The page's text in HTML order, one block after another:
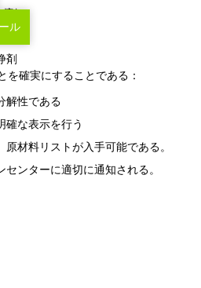
剤
剤
剤
を確実にすることである：
解性である
確な表示を行う
材料リストが入手可能である。
ンターに適切に通知される。
ル